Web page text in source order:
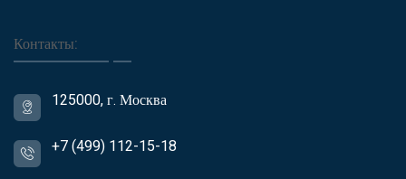
Контакты:
125000, г. Москва
+7 (499) 112-15-18